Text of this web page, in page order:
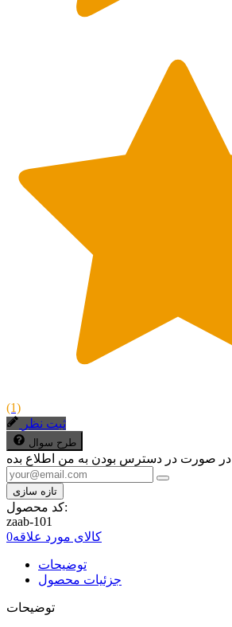
(1)
ثبت نظر
طرح سوال
در صورت در دسترس بودن به من اطلاع بده
کد محصول:
zaab-101
کالای مورد علاقه0
توضیحات
جزئیات محصول
توضیحات